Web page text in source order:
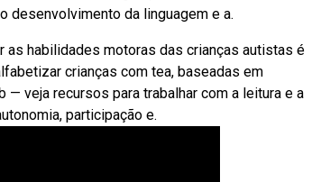
desenvolvimento da linguagem e a.
as habilidades motoras das crianças autistas é
crianças com tea, baseadas em
veja recursos para trabalhar com a leitura e a
participação e.